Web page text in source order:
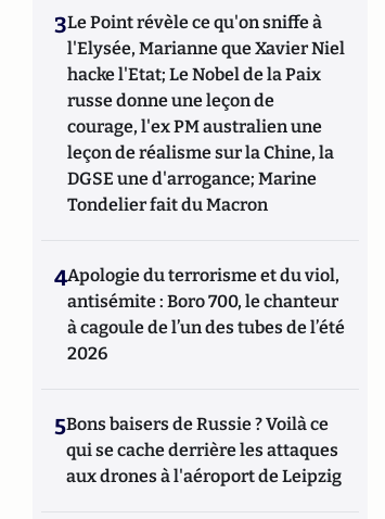
3Le Point révèle ce qu'on sniffe à
l'Elysée, Marianne que Xavier Niel
hacke l'Etat; Le Nobel de la Paix
russe donne une leçon de
courage, l'ex PM australien une
leçon de réalisme sur la Chine, la
DGSE une d'arrogance; Marine
Tondelier fait du Macron
4Apologie du terrorisme et du viol,
antisémite : Boro 700, le chanteur
à cagoule de l’un des tubes de l’été
2026
5Bons baisers de Russie ? Voilà ce
qui se cache derrière les attaques
aux drones à l'aéroport de Leipzig